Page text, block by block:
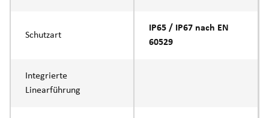
Schutzart
IP65 / IP67 nach EN
60529
Integrierte
Linearführung